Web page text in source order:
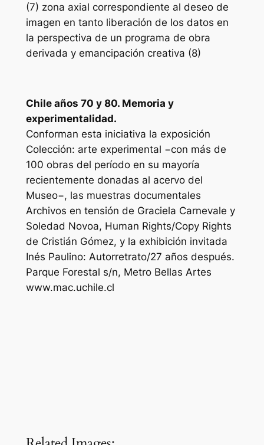
(7) zona axial correspondiente al deseo de
imagen en tanto liberación de los datos en
la perspectiva de un programa de obra
derivada y emancipación creativa (8)
Chile años 70 y 80. Memoria y
experimentalidad.
Conforman esta iniciativa la exposición
Colección: arte experimental −con más de
100 obras del período en su mayoría
recientemente donadas al acervo del
Museo−, las muestras documentales
Archivos en tensión de Graciela Carnevale y
Soledad Novoa, Human Rights/Copy Rights
de Cristián Gómez, y la exhibición invitada
Inés Paulino: Autorretrato/27 años después.
Parque Forestal s/n, Metro Bellas Artes
www.mac.uchile.cl